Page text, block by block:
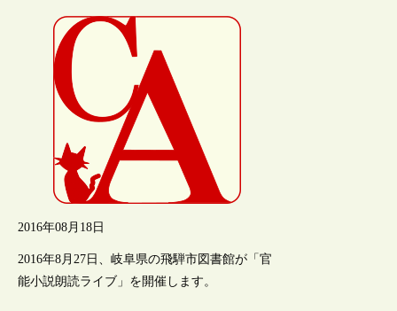
2016年08月18日
2016年8月27日、岐阜県の飛騨市図書館が「官
能小説朗読ライブ」を開催します。